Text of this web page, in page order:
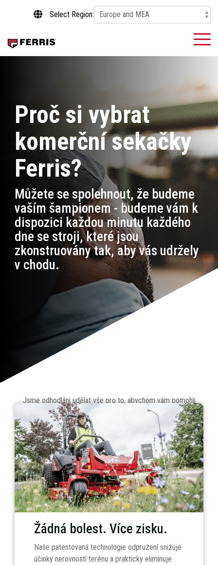
main
content.
Select Region:
Proč si vybrat
komerční sekačky
Ferris?
Můžete se spolehnout, že budeme
vaším šampionem - budeme vám k
dispozici každou minutu každého
dne se stroji, které jsou
zkonstruovány tak, aby vás udržely
v chodu.
Jsme odhodláni udělat vše pro to, abychom vám pomohli
vyhrát - nabízíme patentovanou technologii odpružení, systém
řezání iCD™ a systém Vanguard
. Pomáháme vám
pracovat rychleji a zvyšovat vaše hospodářské výsledky, čímž
se stáváme partnery v tom, na čem skutečně záleží.
Žádná bolest. Více zisku.
Naše patentovaná technologie odpružení snižuje
účinky nerovností terénu a prakticky eliminuje